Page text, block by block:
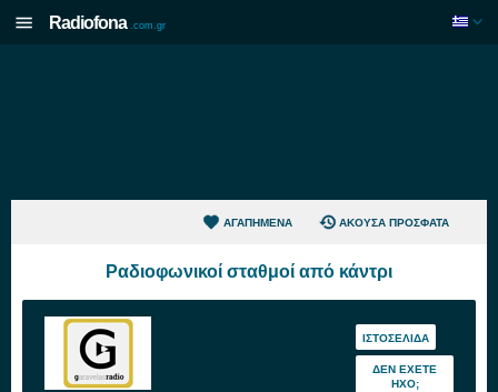
Radiofona .com.gr
ΑΓΑΠΗΜΈΝΑ ΆΚΟΥΣΑ ΠΡΌΣΦΑΤΑ
Ραδιοφωνικοί σταθμοί από κάντρι
ΙΣΤΟΣΕΛΊΔΑ
ΔΕΝ ΈΧΕΤΕ
ΉΧΟ;